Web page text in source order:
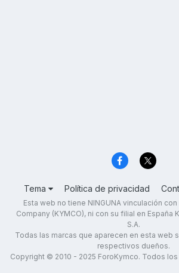
Tema Política de privacidad
Esta web no tiene NINGUNA vinculación
Company (KYMCO), ni con su filial en España
S.A.
Todas las marcas que aparecen en esta web
respectivos dueños.
Copyright © 2010 - 2025 ForoKymco. Todos